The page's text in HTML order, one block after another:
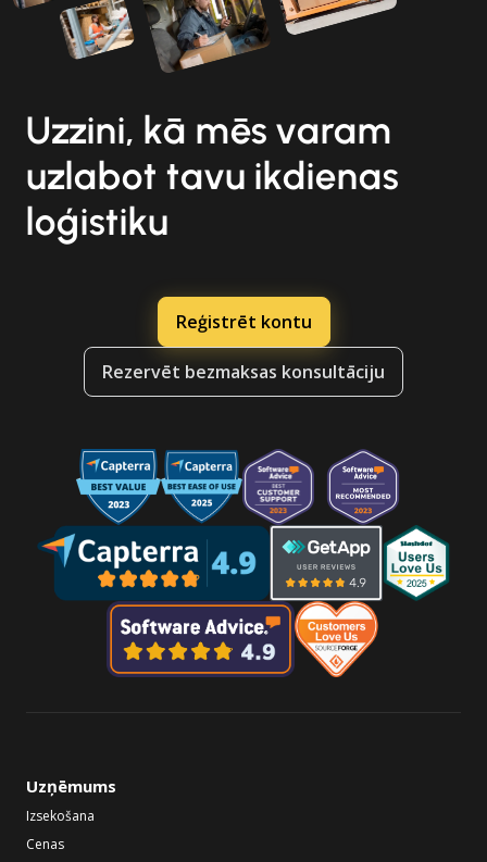
Uzzini, kā mēs varam
uzlabot tavu ikdienas
loģistiku
Reģistrēt kontu
Rezervēt bezmaksas konsultāciju
Uzņēmums
Izsekošana
Cenas